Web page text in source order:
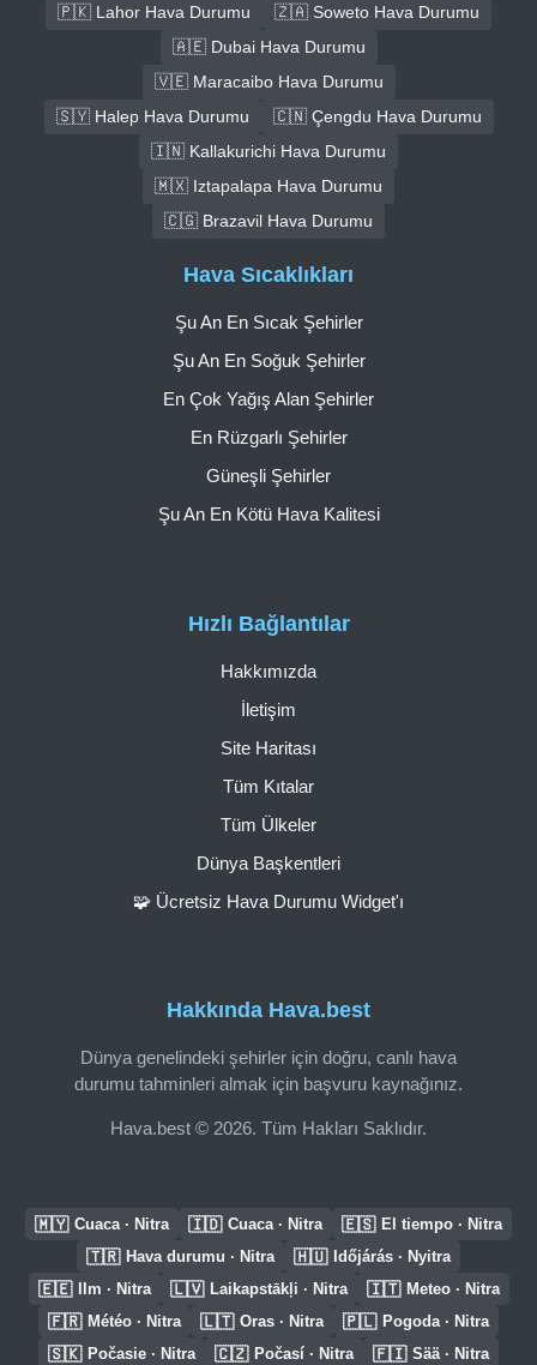
🇵🇰 Lahor Hava Durumu
🇿🇦 Soweto Hava Durumu
🇦🇪 Dubai Hava Durumu
🇻🇪 Maracaibo Hava Durumu
🇸🇾 Halep Hava Durumu
🇨🇳 Çengdu Hava Durumu
🇮🇳 Kallakurichi Hava Durumu
🇲🇽 Iztapalapa Hava Durumu
🇨🇬 Brazavil Hava Durumu
Hakkında Hava.best
Dünya genelindeki şehirler için doğru, canlı hava
durumu tahminleri almak için başvuru kaynağınız.
Hava.best © 2026. Tüm Hakları Saklıdır.
Hızlı Bağlantılar
Hakkımızda
İletişim
Site Haritası
Tüm Kıtalar
Tüm Ülkeler
Dünya Başkentleri
🧩 Ücretsiz Hava Durumu Widget'ı
Hava Sıcaklıkları
Şu An En Sıcak Şehirler
Şu An En Soğuk Şehirler
En Çok Yağış Alan Şehirler
En Rüzgarlı Şehirler
Güneşli Şehirler
Şu An En Kötü Hava Kalitesi
🇲🇾 Cuaca · Nitra 🇮🇩 Cuaca · Nitra 🇪🇸 El tiempo · Nitra
🇹🇷 Hava durumu · Nitra 🇭🇺 Időjárás · Nyitra
🇪🇪 Ilm · Nitra 🇱🇻 Laikapstākļi · Nitra 🇮🇹 Meteo · Nitra
🇫🇷 Météo · Nitra 🇱🇹 Oras · Nitra 🇵🇱 Pogoda · Nitra
🇸🇰 Počasie · Nitra 🇨🇿 Počasí · Nitra 🇫🇮 Sää · Nitra